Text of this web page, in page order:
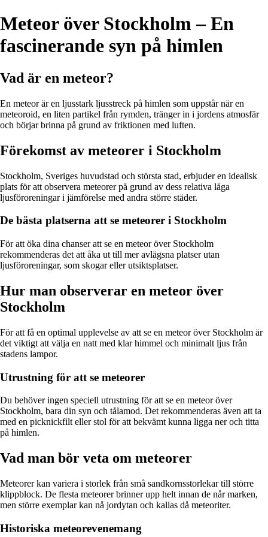
Meteor över Stockholm – En
fascinerande syn på himlen
Vad är en meteor?
En meteor är en ljusstark ljusstreck på himlen som uppstår när en
meteoroid, en liten partikel från rymden, tränger in i jordens atmosfär
och börjar brinna på grund av friktionen med luften.
Förekomst av meteorer i Stockholm
Stockholm, Sveriges huvudstad och största stad, erbjuder en idealisk
plats för att observera meteorer på grund av dess relativa låga
ljusföroreningar i jämförelse med andra större städer.
De bästa platserna att se meteorer i Stockholm
För att öka dina chanser att se en meteor över Stockholm
rekommenderas det att åka ut till mer avlägsna platser utan
ljusföroreningar, som skogar eller utsiktsplatser.
Hur man observerar en meteor över
Stockholm
För att få en optimal upplevelse av att se en meteor över Stockholm är
det viktigt att välja en natt med klar himmel och minimalt ljus från
stadens lampor.
Utrustning för att se meteorer
Du behöver ingen speciell utrustning för att se en meteor över
Stockholm, bara din syn och tålamod. Det rekommenderas även att ta
med en picknickfilt eller stol för att bekvämt kunna ligga ner och titta
på himlen.
Vad man bör veta om meteorer
Meteorer kan variera i storlek från små sandkornsstorlekar till större
klippblock. De flesta meteorer brinner upp helt innan de når marken,
men större exemplar kan nå jordytan och kallas då meteoriter.
Historiska meteorevenemang